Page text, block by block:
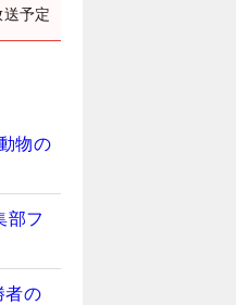
予定
物の
部フ
者の